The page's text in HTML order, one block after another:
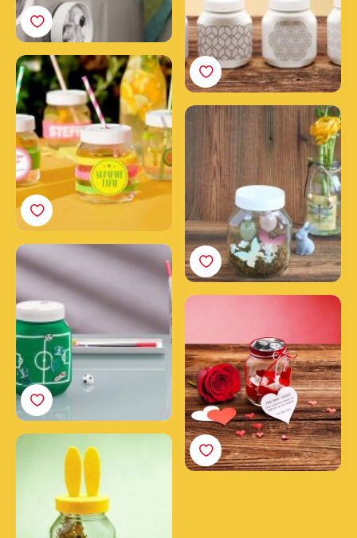
Vasetti da cocktail
Nutella®
Vasetto di Pasqua
Nutella® con coniglietti
e ovetti
Vasetto salvadanaio
Nutella®
Vasetto-Coniglietto
Nutella® per Pasqua